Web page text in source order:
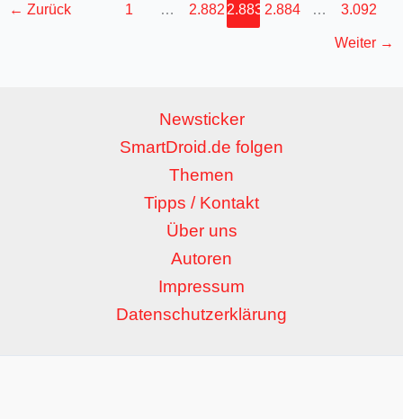
← Zurück 1 … 2.882 2.883 2.884 … 3.092
Weiter →
Newsticker
SmartDroid.de folgen
Themen
Tipps / Kontakt
Über uns
Autoren
Impressum
Datenschutzerklärung